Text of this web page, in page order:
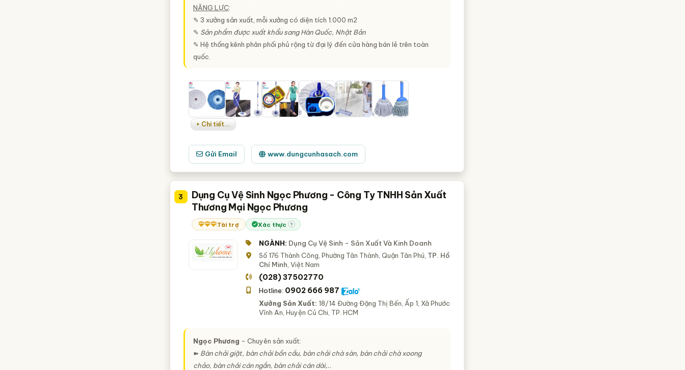
NĂNG LỰC:
✎ 3 xưởng sản xuất, mỗi xưởng có diện tích 1.000 m2
✎ Sản phẩm được xuất khẩu sang Hàn Quốc, Nhật Bản
✎ Hệ thống kênh phân phối phủ rộng từ đại lý đến cửa hàng bán lẻ trên toàn
quốc.
+ Chi tiết...
Gửi Email www.dungcunhasach.com
3
Dụng Cụ Vệ Sinh Ngọc Phương - Công Ty TNHH Sản Xuất
Thương Mại Ngọc Phương
Tài trợ Xác thực ?
NGÀNH: Dụng Cụ Vệ Sinh - Sản Xuất Và Kinh Doanh
Số 176 Thành Công, Phường Tân Thành, Quận Tân Phú, TP. Hồ
Chí Minh , Việt Nam
(028) 37502770
Hotline: 0902 666 987
Xưởng Sản Xuất: 18/14 Đường Đặng Thị Bến, Ấp 1, Xã Phước
Vĩnh An, Huyện Củ Chi, TP. HCM
Ngọc Phương - Chuyên sản xuất:
➽ Bàn chải giặt, bàn chải bồn cầu, bàn chải chà sàn, bàn chải chà xoong
chảo, bàn chải cán ngắn, bàn chải cán dài,..